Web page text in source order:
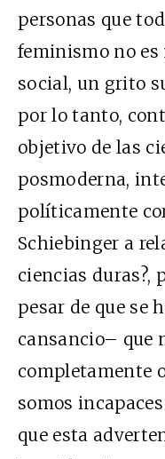
personas que
feminismo no
social, un grito
por lo tanto,
objetivo de las
posmoderna,
políticamente
Schiebinger a
ciencias duras?,
pesar de que se
cansancio– que
completamente
somos
que esta